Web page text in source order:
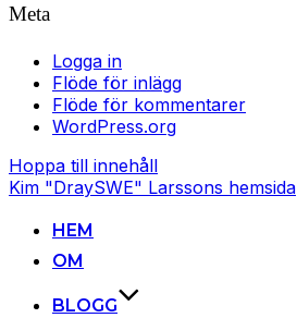
Meta
Logga in
Flöde för inlägg
Flöde för kommentarer
WordPress.org
Hoppa till innehåll
Kim "DraySWE" Larssons hemsida
HEM
OM
BLOGG